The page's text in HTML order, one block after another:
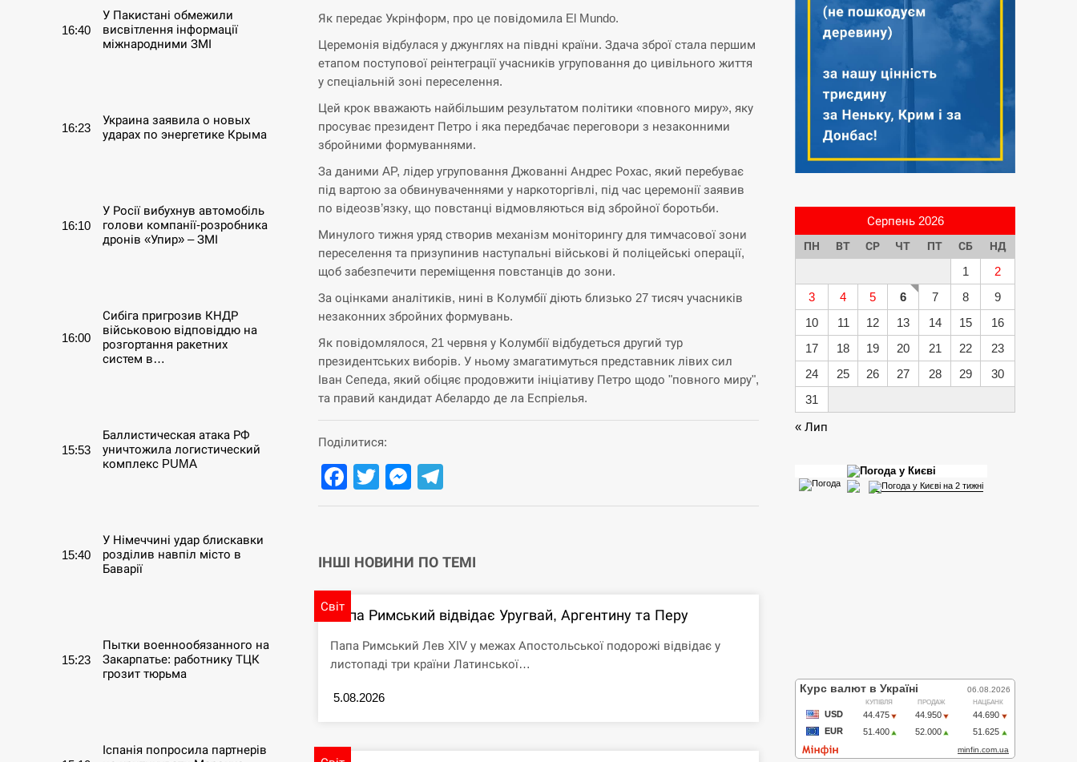
16:40
У Пакистані обмежили
висвітлення інформації
міжнародними ЗМІ
16:23
Украина заявила о новых
ударах по энергетике Крыма
16:10
У Росії вибухнув автомобіль
голови компанії-розробника
дронів «Упир» – ЗМІ
16:00
Сибіга пригрозив КНДР
військовою відповіддю на
розгортання ракетних
систем в…
15:53
Баллистическая атака РФ
уничтожила логистический
комплекс PUMA
15:40
У Німеччині удар блискавки
розділив навпіл місто в
Баварії
15:23
Пытки военнообязанного на
Закарпатье: работнику ТЦК
грозит тюрьма
Іспанія попросила партнерів
Як передає Укрінформ, про це повідомила El Mundo.
Церемонія відбулася у джунглях на півдні країни. Здача зброї стала першим
етапом поступової реінтеграції учасників угруповання до цивільного життя
у спеціальній зоні переселення.
Цей крок вважають найбільшим результатом політики «повного миру», яку
просуває президент Петро і яка передбачає переговори з незаконними
збройними формуваннями.
За даними AP, лідер угруповання Джованні Андрес Рохас, який перебуває
під вартою за обвинуваченнями у наркоторгівлі, під час церемонії заявив
по відеозв’язку, що повстанці відмовляються від збройної боротьби.
Минулого тижня уряд створив механізм моніторингу для тимчасової зони
переселення та призупинив наступальні військові й поліцейські операції,
щоб забезпечити переміщення повстанців до зони.
За оцінками аналітиків, нині в Колумбії діють близько 27 тисяч учасників
незаконних збройних формувань.
Як повідомлялося, 21 червня у Колумбії відбудеться другий тур
президентських виборів. У ньому змагатимуться представник лівих сил
Іван Сепеда, який обіцяє продовжити ініціативу Петро щодо "повного миру",
та правий кандидат Абелардо де ла Еспріелья.
Поділитися:
Facebook
TwitterMessenger
ІНШІ НОВИНИ ПО ТЕМІ
Світ
Папа Римський відвідає Уругвай, Аргентину та Перу
Папа Римський Лев XIV у межах Апостольської подорожі відвідає у
листопаді три країни Латинської…
5.08.2026
Серпень 2026
ПН ВТ СР ЧТ ПТ СБ НД
1
2
3
4 5 6 7 8
9
10
11 12 13 14 15
16
17
18 19 20 21 22
23
24
25 26 27 28 29
30
31
« Лип